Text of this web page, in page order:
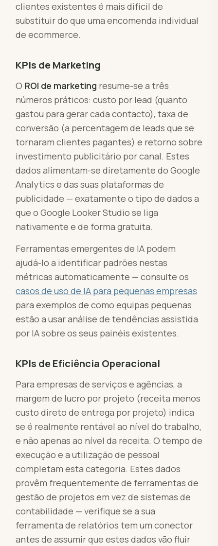
clientes existentes é mais difícil de
substituir do que uma encomenda individual
de ecommerce.
KPIs de Marketing
O ROI de marketing resume-se a três
números práticos: custo por lead (quanto
gastou para gerar cada contacto), taxa de
conversão (a percentagem de leads que se
tornaram clientes pagantes) e retorno sobre
investimento publicitário por canal. Estes
dados alimentam-se diretamente do Google
Analytics e das suas plataformas de
publicidade — exatamente o tipo de dados a
que o Google Looker Studio se liga
nativamente e de forma gratuita.
Ferramentas emergentes de IA podem
ajudá-lo a identificar padrões nestas
métricas automaticamente — consulte os
casos de uso de IA para pequenas empresas
para exemplos de como equipas pequenas
estão a usar análise de tendências assistida
por IA sobre os seus painéis existentes.
KPIs de Eficiência Operacional
Para empresas de serviços e agências, a
margem de lucro por projeto (receita menos
custo direto de entrega por projeto) indica
se é realmente rentável ao nível do trabalho,
e não apenas ao nível da receita. O tempo de
execução e a utilização de pessoal
completam esta categoria. Estes dados
provêm frequentemente de ferramentas de
gestão de projetos em vez de sistemas de
contabilidade — verifique se a sua
ferramenta de relatórios tem um conector
antes de assumir que estes dados vão fluir